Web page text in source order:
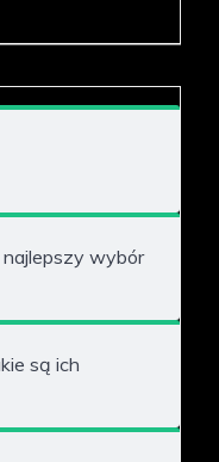
najlepszy wybór
są ich